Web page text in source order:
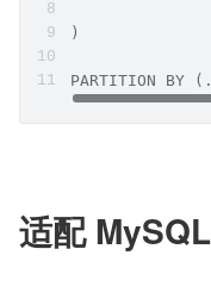
)
PARTITION BY
适配